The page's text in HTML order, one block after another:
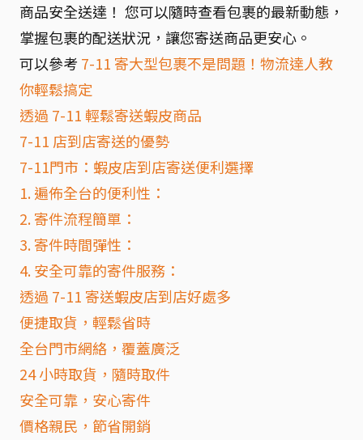
商品安全送達！ 您可以隨時查看包裹的最新動態，
掌握包裹的配送狀況，讓您寄送商品更安心。
可以參考 7-11 寄大型包裹不是問題！物流達人教
你輕鬆搞定
透過 7-11 輕鬆寄送蝦皮商品
7-11 店到店寄送的優勢
7-11門市：蝦皮店到店寄送便利選擇
1. 遍佈全台的便利性：
2. 寄件流程簡單：
3. 寄件時間彈性：
4. 安全可靠的寄件服務：
透過 7-11 寄送蝦皮店到店好處多
便捷取貨，輕鬆省時
全台門市網絡，覆蓋廣泛
24 小時取貨，隨時取件
安全可靠，安心寄件
價格親民，節省開銷